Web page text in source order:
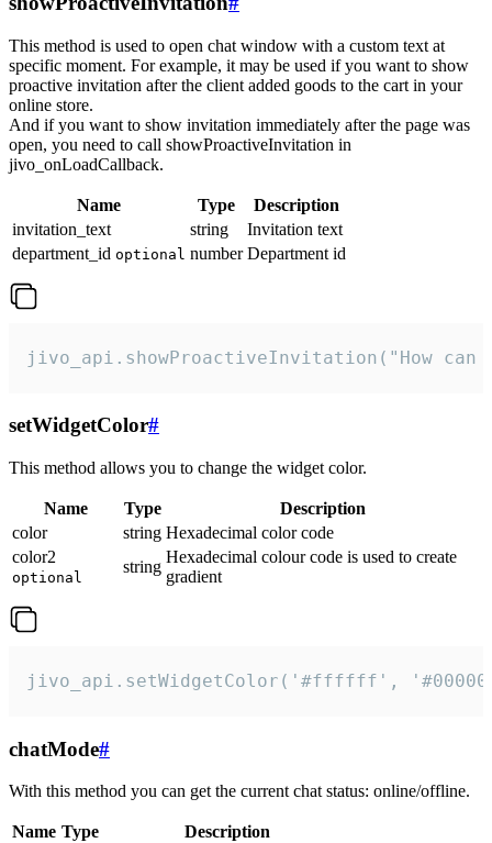
This method is used to open chat window with a custom text at
specific moment. For example, it may be used if you want to show
proactive invitation after the client added goods to the cart in your
online store.
And if you want to show invitation immediately after the page was
open, you need to call showProactiveInvitation in
jivo_onLoadCallback.
Name Type
Description
invitation_text
string
Invitation text
department_id optional number Department id
jivo_api.showProactiveInvitation("How
setWidgetColor#
This method allows you to change the widget color.
Name Type
Description
color
string Hexadecimal color code
color2
optional
string
Hexadecimal colour code is used to create
gradient
jivo_api.setWidgetColor('#ffffff',
chatMode#
With this method you can get the current chat status: online/offline.
Name Type
Description